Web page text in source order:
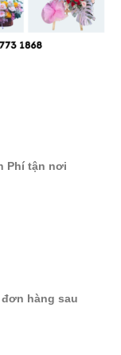
Phí tận nơi
đơn hàng sau